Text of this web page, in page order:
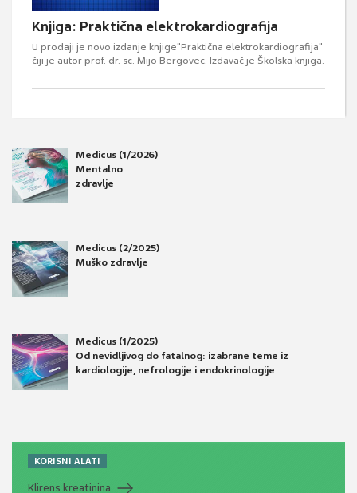
Knjiga: Praktična elektrokardiografija
U prodaji je novo izdanje knjige"Praktična elektrokardiografija"
čiji je autor prof. dr. sc. Mijo Bergovec. Izdavač je Školska knjiga.
Medicus (1/2026)
Mentalno
zdravlje
Medicus (2/2025)
Muško zdravlje
Medicus (1/2025)
Od nevidljivog do fatalnog: izabrane teme iz
kardiologije, nefrologije i endokrinologije
KORISNI ALATI
Klirens kreatinina